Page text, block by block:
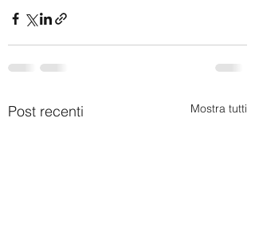
Post recenti Mostra tutti